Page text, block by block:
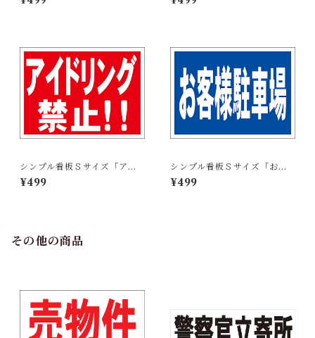
シンプル看板Ｓサイズ「アイ
ドリング禁止！」【駐車場】
屋外可
¥499
シンプル看板Ｓサイズ「お客
様駐車場」【駐車場】屋外可
¥499
その他の商品